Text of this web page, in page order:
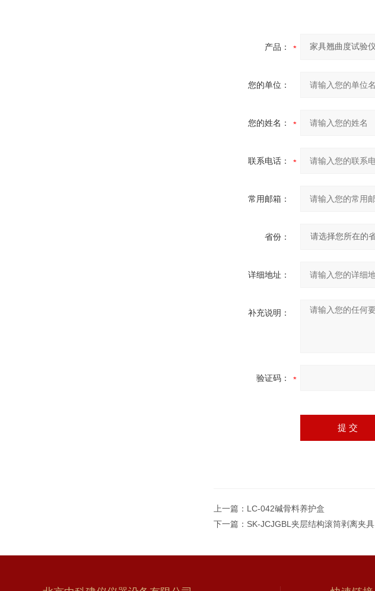
产品：
您的单位：
您的姓名：
联系电话：
常用邮箱：
省份：
详细地址：
补充说明：
验证码：
上一篇： LC-042碱骨料养护盒
下一篇： SK-JCJGBL夹层结构滚筒剥离夹具